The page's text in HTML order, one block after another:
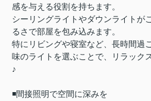
感を与える役割を持ちます。
シーリングライトやダウンライトが
るさで部屋を包み込みます。
特にリビングや寝室など、長時間過
味のライトを選ぶことで、リラック
♪
◾️間接照明で空間に深みを